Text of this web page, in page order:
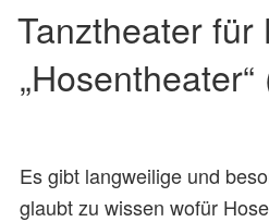
Tanztheater für
Es gibt langweilige und
glaubt zu wissen wofür